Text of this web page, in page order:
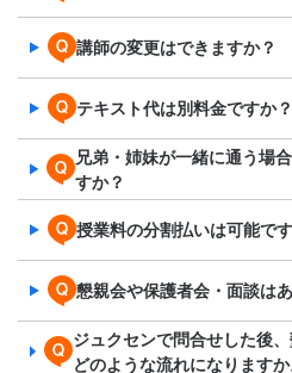
講師の変更はできますか？
テキスト代は別料金ですか？
兄弟・姉妹が一緒に通う場
すか？
授業料の分割払いは可能で
懇親会や保護者会・面談はあ
ジュクセンで問合せした後、
どのような流れになりますか